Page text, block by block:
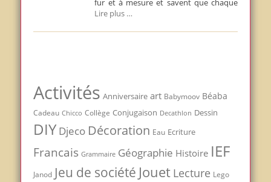
fur et à mesure et savent que chaque
Lire plus …
Activités Anniversaire art Babymoov Béaba
Cadeau Chicco Collège Conjugaison Decathlon Dessin
DIY Djeco Décoration Eau Ecriture
Francais Grammaire Géographie Histoire IEF
Janod Jeu de société Jouet Lecture Lego